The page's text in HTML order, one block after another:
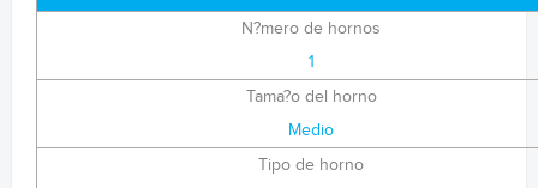
N?mero de hornos
1
Tama?o del horno
Medio
Tipo de horno